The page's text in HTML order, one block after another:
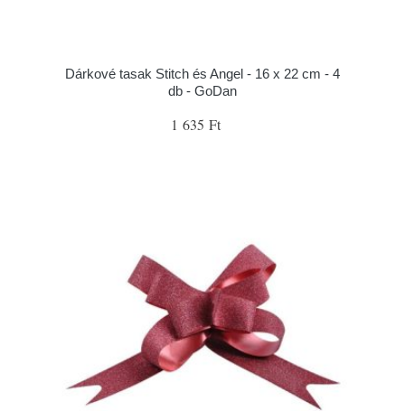
Dárkové tasak Stitch és Angel - 16 x 22 cm - 4
db - GoDan
1 635 Ft